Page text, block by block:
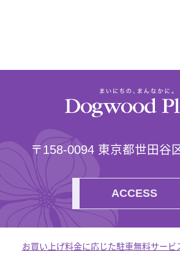
〒158-0094 東京都世田谷
ACCESS
お買い上げ料金に応じた駐車無料サービ